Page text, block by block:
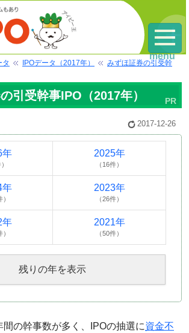
タ IPOデータ（2017年）
みずほ証券の引受幹
引受幹事IPO（2017年）
2017-12-26
年 2025年
（16件）
年
）
2023年
（26件）
年
）
2021年
（50件）
残りの年を表示
間の幹事数が多く、IPOの抽選に資金不
menu